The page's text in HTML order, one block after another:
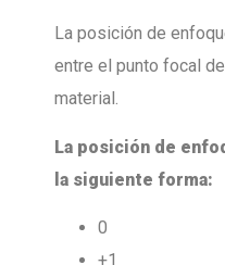
La posición de
entre el punto focal
material.
La posición de
la siguiente forma:
0
+1